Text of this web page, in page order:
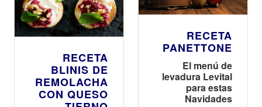
RECETA
BLINIS DE
REMOLACHA
CON QUESO
RECETA
PANETTONE
El menú de
levadura Levital
para estas
Navidades